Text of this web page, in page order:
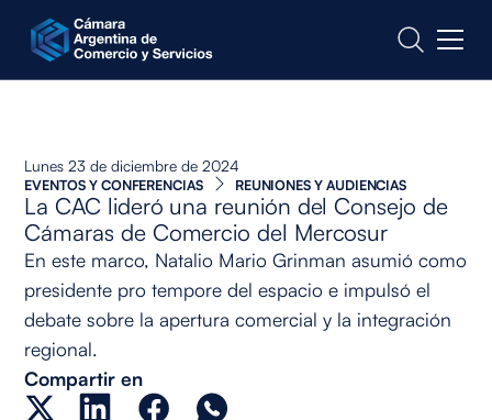
CONTACTO
Lunes 23 de diciembre de 2024
EVENTOS Y CONFERENCIAS REUNIONES Y AUDIENCIAS
La CAC lideró una reunión del Consejo de
Cámaras de Comercio del Mercosur
En este marco, Natalio Mario Grinman asumió como
presidente pro tempore del espacio e impulsó el
debate sobre la apertura comercial y la integración
regional.
Compartir en